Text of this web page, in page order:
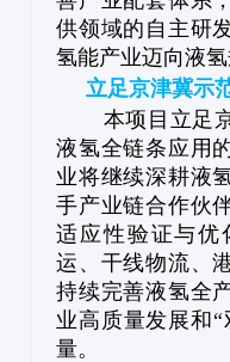
供领域的自主研
氢能产业迈向液氢
立足京津冀示
本项目立足京
液氢全链条应用
业将继续深耕液
手产业链合作伙
适应性验证与优
运、干线物流、
持续完善液氢全
业高质量发展和
量。